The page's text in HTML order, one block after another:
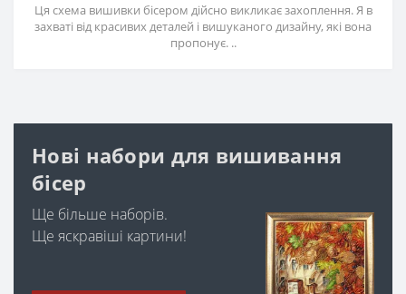
Ця схема вишивки бісером дійсно викликає захоплення. Я в
захваті від красивих деталей і вишуканого дизайну, які вона
пропонує. ..
Нові набори для вишивання
бісер
Ще більше наборів.
Ще яскравіші картини!